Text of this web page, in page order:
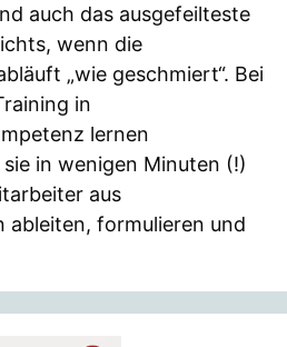
auch das ausgefeilteste
wenn die
„wie geschmiert“. Bei
in
lernen
in wenigen Minuten (!)
aus
ableiten, formulieren und